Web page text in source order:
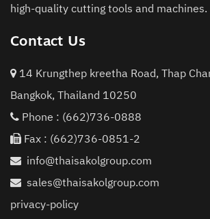
high-quality cutting tools and machines.
Contact Us
14 Krungthep kreetha Road, Thap
Bangkok, Thailand 10250
Phone : (662)736-0888
Fax : (662)736-0851-2
info@thaisakolgroup.com
sales@thaisakolgroup.com
privacy-policy